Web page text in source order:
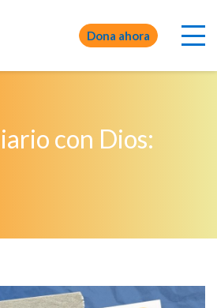
Dona ahora
con Dios: